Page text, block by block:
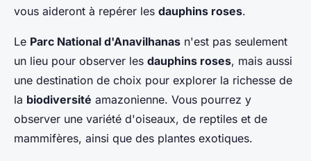
vous aideront à repérer les dauphins roses.
Le Parc National d'Anavilhanas n'est pas seulement
un lieu pour observer les dauphins roses, mais aussi
une destination de choix pour explorer la richesse de
la biodiversité amazonienne. Vous pourrez y
observer une variété d'oiseaux, de reptiles et de
mammifères, ainsi que des plantes exotiques.